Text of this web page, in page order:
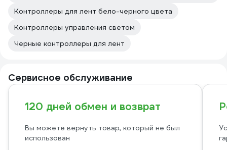
Контроллеры для лент бело-черного цвета
Контроллеры управления светом
Черные контроллеры для лент
Сервисное обслуживание
120 дней обмен и возврат
Вы можете вернуть товар, который не был
использован